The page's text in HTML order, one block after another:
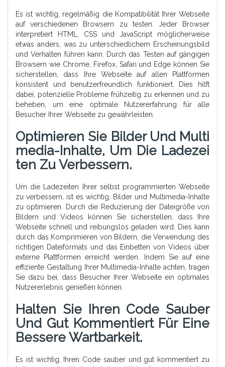
Es ist wichtig, regelmäßig die Kompatibilität Ihrer Webseite
auf verschiedenen Browsern zu testen. Jeder Browser
interpretiert HTML, CSS und JavaScript möglicherweise
etwas anders, was zu unterschiedlichem Erscheinungsbild
und Verhalten führen kann. Durch das Testen auf gängigen
Browsern wie Chrome, Firefox, Safari und Edge können Sie
sicherstellen, dass Ihre Webseite auf allen Plattformen
konsistent und benutzerfreundlich funktioniert. Dies hilft
dabei, potenzielle Probleme frühzeitig zu erkennen und zu
beheben, um eine optimale Nutzererfahrung für alle
Besucher Ihrer Webseite zu gewährleisten.
Optimieren Sie Bilder Und Multi
Media-Inhalte, Um Die Ladezei
Ten Zu Verbessern.
Um die Ladezeiten Ihrer selbst programmierten Webseite
zu verbessern, ist es wichtig, Bilder und Multimedia-Inhalte
zu optimieren. Durch die Reduzierung der Dateigröße von
Bildern und Videos können Sie sicherstellen, dass Ihre
Webseite schnell und reibungslos geladen wird. Dies kann
durch das Komprimieren von Bildern, die Verwendung des
richtigen Dateiformats und das Einbetten von Videos über
externe Plattformen erreicht werden. Indem Sie auf eine
effiziente Gestaltung Ihrer Multimedia-Inhalte achten, tragen
Sie dazu bei, dass Besucher Ihrer Webseite ein optimales
Nutzererlebnis genießen können.
Halten Sie Ihren Code Sauber
Und Gut Kommentiert Für Eine
Bessere Wartbarkeit.
Es ist wichtig, Ihren Code sauber und gut kommentiert zu